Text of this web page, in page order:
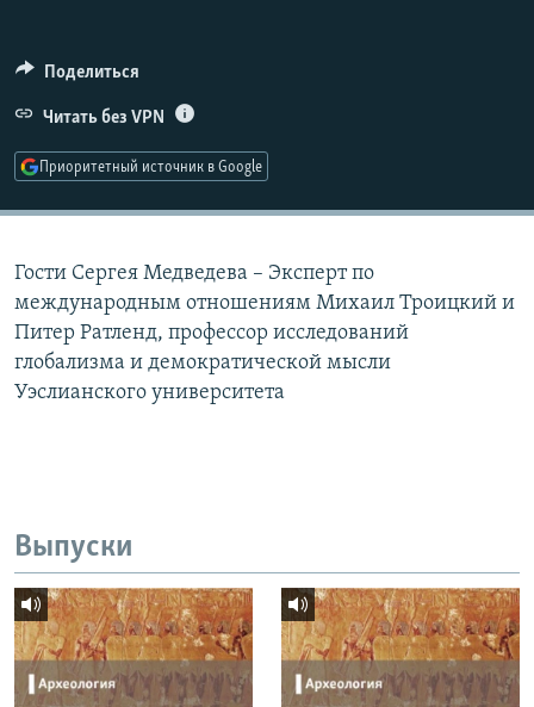
Поделиться
Читать без VPN
Приоритетный источник в Google
Гости Сергея Медведева – Эксперт по
международным отношениям Михаил Троицкий и
Питер Ратленд, профессор исследований
глобализма и демократической мысли
Уэслианского университета
Выпуски